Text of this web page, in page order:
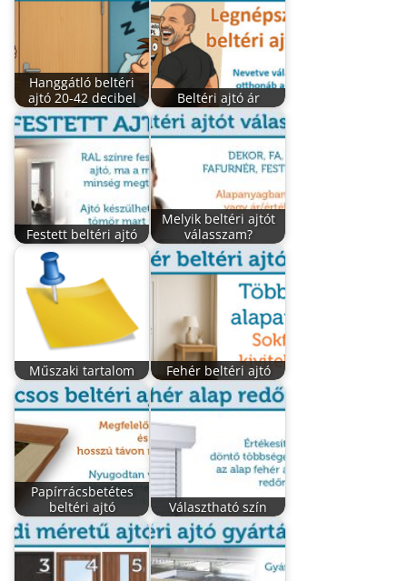
Hanggátló beltéri
ajtó 20-42 decibel
Beltéri ajtó ár
Festett beltéri ajtó
Melyik beltéri ajtót
válasszam?
Műszaki tartalom Fehér beltéri ajtó
Papírrácsbetétes
beltéri ajtó
Választható szín